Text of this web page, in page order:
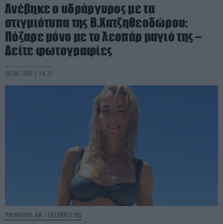
Ανέβηκε ο υδράργυρος με τα
στιγμιότυπα της Β.Χατζηθεοδώρου:
Πόζαρε μόνο με το λεοπάρ μαγιό της –
Δείτε φωτογραφίες
08.08.2026 | 14:23
PRONEWS.GR / CELEBRITIES